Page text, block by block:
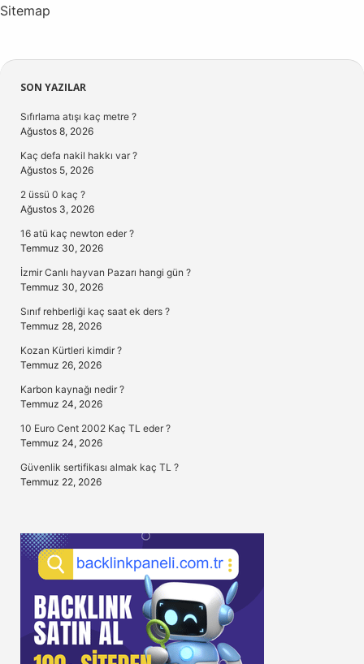
Sitemap
Sidebar
SON YAZILAR
Sıfırlama atışı kaç metre ?
Ağustos 8, 2026
Kaç defa nakil hakkı var ?
Ağustos 5, 2026
2 üssü 0 kaç ?
Ağustos 3, 2026
16 atü kaç newton eder ?
Temmuz 30, 2026
İzmir Canlı hayvan Pazarı hangi gün ?
Temmuz 30, 2026
Sınıf rehberliği kaç saat ek ders ?
Temmuz 28, 2026
Kozan Kürtleri kimdir ?
Temmuz 26, 2026
Karbon kaynağı nedir ?
Temmuz 24, 2026
10 Euro Cent 2002 Kaç TL eder ?
Temmuz 24, 2026
Güvenlik sertifikası almak kaç TL ?
Temmuz 22, 2026